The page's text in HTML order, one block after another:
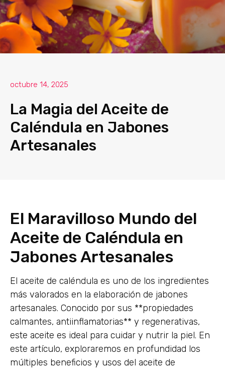
octubre 14, 2025
La Magia del Aceite de
Caléndula en Jabones
Artesanales
El Maravilloso Mundo del
Aceite de Caléndula en
Jabones Artesanales
El aceite de caléndula es uno de los ingredientes
más valorados en la elaboración de jabones
artesanales. Conocido por sus **propiedades
calmantes, antiinflamatorias** y regenerativas,
este aceite es ideal para cuidar y nutrir la piel. En
este artículo, exploraremos en profundidad los
múltiples beneficios y usos del aceite de